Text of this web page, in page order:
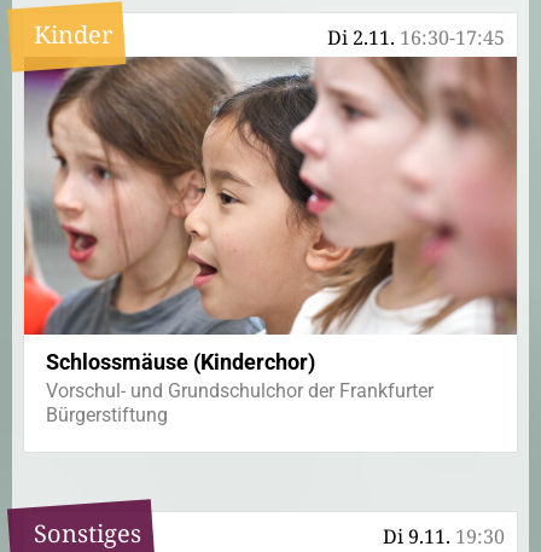
Di 2.11. 16:30-17:45
Kinder
Schlossmäuse (Kinderchor)
Vorschul- und Grundschulchor der Frankfurter
Bürgerstiftung
Di 9.11. 19:30
Sonstiges